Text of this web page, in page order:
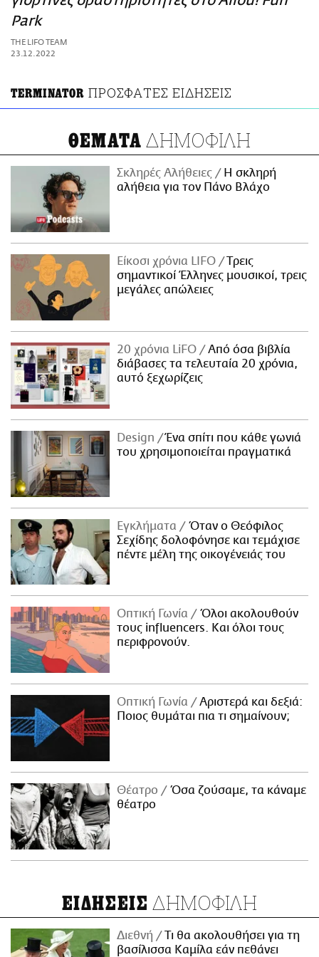
ΑΜΠΑ
PRINT
Park
THE LIFO TEAM
23.12.2022
ΤERMINATOR ΠΡΟΣΦΑΤΕΣ ΕΙΔΗΣΕΙΣ
ΘΕΜΑΤΑ ΔΗΜΟΦΙΛΗ
Σκληρές Αλήθειες
H σκληρή
αλήθεια για τον Πάνο Βλάχο
Είκοσι χρόνια LIFO
Tρεις
σημαντικοί Έλληνες μουσικοί, τρεις
μεγάλες απώλειες
20 χρόνια LiFO
Από όσα βιβλία
διάβασες τα τελευταία 20 χρόνια,
αυτό ξεχωρίζεις
Design
Ένα σπίτι που κάθε γωνιά
του χρησιμοποιείται πραγματικά
Εγκλήματα
Όταν ο Θεόφιλος
Σεχίδης δολοφόνησε και τεμάχισε
πέντε μέλη της οικογένειάς του
Οπτική Γωνία
Όλοι ακολουθούν
τους influencers. Και όλοι τους
περιφρονούν.
Οπτική Γωνία
Αριστερά και δεξιά:
Ποιος θυμάται πια τι σημαίνουν;
Θέατρο
Όσα ζούσαμε, τα κάναμε
θέατρο
ΕΙΔΗΣΕΙΣ ΔΗΜΟΦΙΛΗ
Διεθνή
Τι θα ακολουθήσει για τη
βασίλισσα Καμίλα εάν πεθάνει